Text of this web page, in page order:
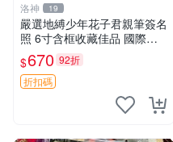
洛神 19
嚴選地縛少年花子君親筆簽名
照 6寸含框收藏佳品 國際知
名漫畫作品限量周邊 地縛少
年花子君 簽名照片 漫畫迷必
備收藏品
$670 92折
折扣碼